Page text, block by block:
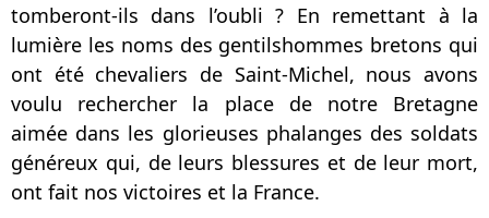
tomberont-ils dans l’oubli ? En remettant à la
lumière les noms des gentilshommes bretons qui
ont été chevaliers de Saint-Michel, nous avons
voulu rechercher la place de notre Bretagne
aimée dans les glorieuses phalanges des soldats
généreux qui, de leurs blessures et de leur mort,
ont fait nos victoires et la France.